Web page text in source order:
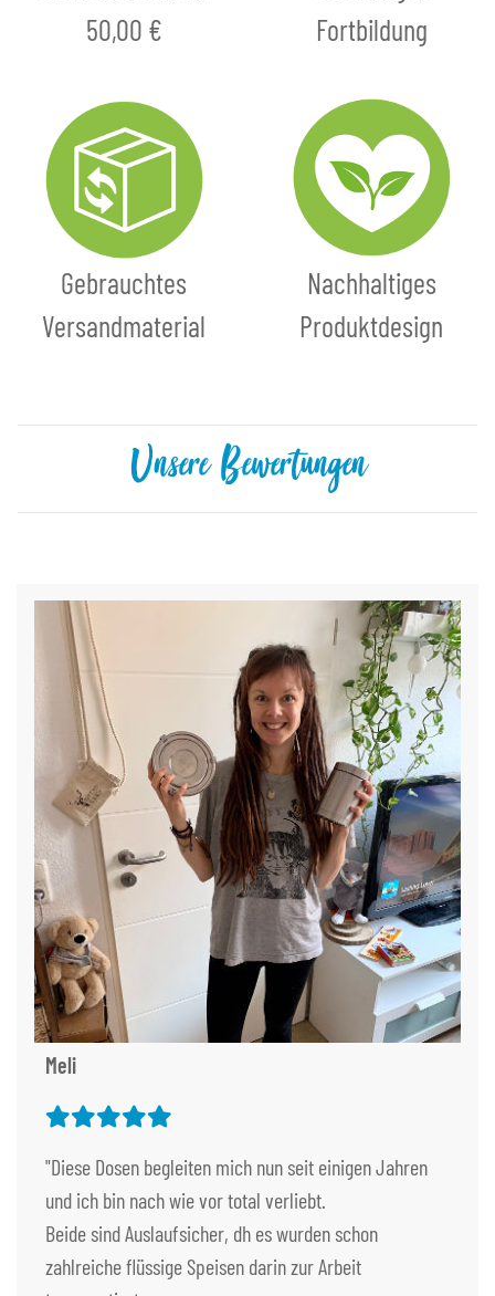
50,00 €
Fortbildung
Gebrauchtes
Versandmaterial
Nachhaltiges
Produktdesign
Unsere Bewertungen
Meli
"Diese Dosen begleiten mich nun seit einigen Jahren
und ich bin nach wie vor total verliebt.
Beide sind Auslaufsicher, dh es wurden schon
zahlreiche flüssige Speisen darin zur Arbeit